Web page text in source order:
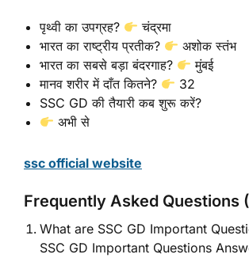
पृथ्वी का उपग्रह?
चंद्रमा
भारत का राष्ट्रीय प्रतीक?
अशोक स्तंभ
भारत का सबसे बड़ा बंदरगाह?
मुंबई
मानव शरीर में दाँत कितने?
32
SSC GD की तैयारी कब शुरू करें?
अभी से
ssc official website
Frequently Asked Questions
What are SSC GD Important
SSC GD Important Questions